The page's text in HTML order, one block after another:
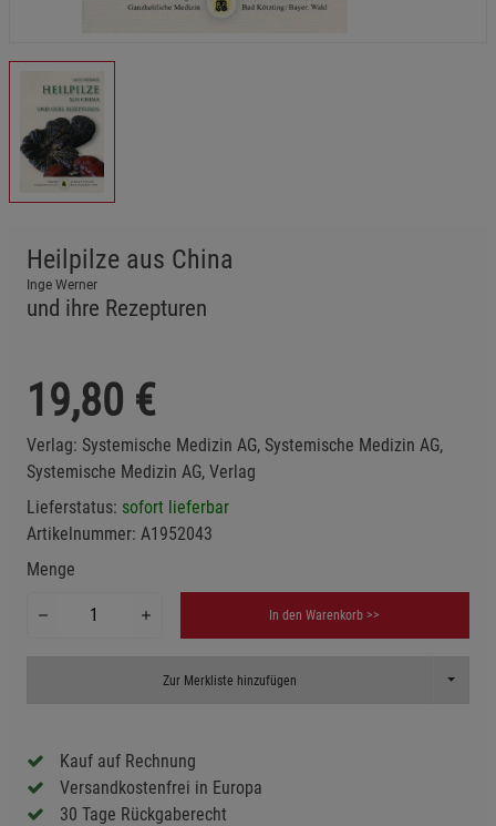
Heilpilze aus China
Inge Werner
und ihre Rezepturen
19,80 €
Verlag: Systemische Medizin AG, Systemische Medizin AG,
Systemische Medizin AG, Verlag
Lieferstatus: sofort lieferbar
Artikelnummer: A1952043
Menge
In den Warenkorb >>
Zur Merkliste hinzufügen Toggle
Kauf auf Rechnung
Versandkostenfrei in Europa
30 Tage Rückgaberecht